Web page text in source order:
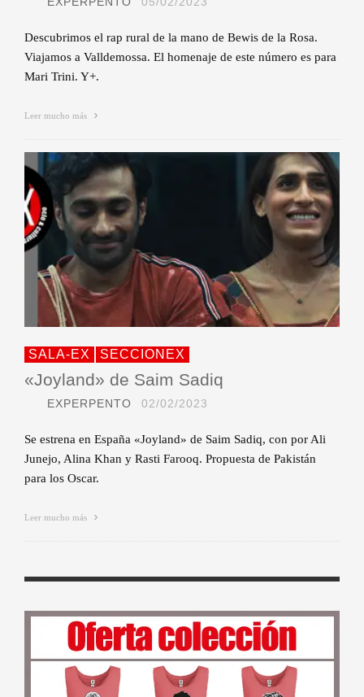
Descubrimos el rap rural de la mano de Bewis de la Rosa.
Viajamos a Valldemossa. El homenaje de este número es para
Mari Trini. Y+.
Leer mucho más
SALA-EX SECCIONEX
«Joyland» de Saim Sadiq
EXPERPENTO 02/02/2023
Se estrena en España «Joyland» de Saim Sadiq, con por Ali
Junejo, Alina Khan y Rasti Farooq. Propuesta de Pakistán
para los Oscar.
Leer mucho más